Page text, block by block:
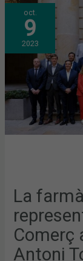
oct.
9
2023
La
Comerç
Antoni
LA
FARMÀCIA
RENOVA
LA
SEVA
A
LA
CAMBRA
DE
COMERÇ
AMB
MARTA
GENTO
I
ANTONI